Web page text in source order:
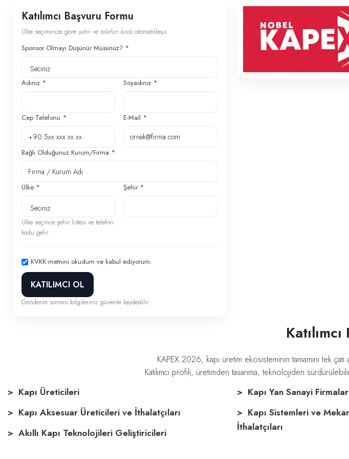
Katılımcı Başvuru Formu
Ülke seçiminize göre şehirve telefon koduotomatikleşir.
Sponsor Olmayı Düşünür Müsünüz? *
Adınız * Soyadınız *
Cep Telefonu * E-Mail *
Bağlı Olduğunuz Kurum/Firma *
Ülke *
Ülke seçince şehir listesi ve telefon
kodu gelir.
Şehir *
KVKK metnini okudum ve kabul ediyorum.
KATILIMCI OL
Gönderim sonrası bilgileriniz güvenle kaydedilir.
KAPEX 2026, kapı üretim ekosisteminin tamamını tek çatı
Katılımcı profili, üretimden tasarıma, teknolojiden
> Kapı Üreticileri
> Kapı Aksesuar Üreticileri ve İthalatçıları
> Akıllı Kapı Teknolojileri Geliştiricileri
> Kapı Yan Sanayi
> Kapı Sistemleri ve
İthalatçıları